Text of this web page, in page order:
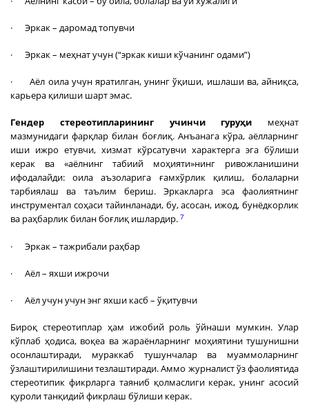
· Эркак – даромад топувчи
· Эркак – меҳнат учун (“эркак киши кўчанинг одами”)
· Аёл оила учун яратилган, унинг ўқиши, ишлаши ва, айниқса,
карьера қилиши шарт эмас.
Гендер стереотипларининг учинчи гуруҳи меҳнат
мазмунидаги фарқлар билан боғлиқ. Анъанага кўра, аёлларнинг
иши ижро етувчи, хизмат кўрсатувчи характерга эга бўлиши
керак ва «аёлнинг табиий моҳияти»нинг ривожланишини
ифодалайди: оила аъзоларига ғамхўрлик қилиш, болаларни
тарбиялаш ва таълим бериш. Эркакларга эса фаолиятнинг
инструментал соҳаси тайинланади, бу, асосан, ижод, бунёдкорлик
ва раҳбарлик билан боғлиқ ишлардир. 7
· Эркак – тажрибали раҳбар
· Аёл – яхши ижрочи
· Аёл учун учун энг яхши касб – ўқитувчи
Бироқ стереотиплар ҳам ижобий роль ўйнаши мумкин. Улар
кўплаб ҳодиса, воқеа ва жараёнларнинг моҳиятини тушунишни
осонлаштиради, мураккаб тушунчалар ва муаммоларнинг
ўзлаштирилишини тезлаштиради. Аммо журналист ўз фаолиятида
стереотипик фикрларга таяниб қолмаслиги керак, унинг асосий
қуроли танқидий фикрлаш бўлиши керак.